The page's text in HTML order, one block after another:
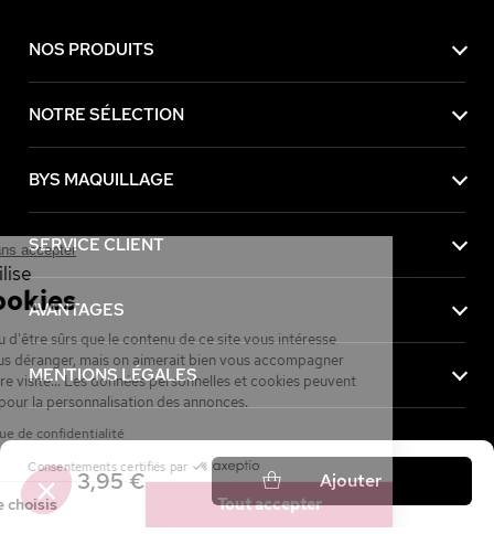
3,95 € Ajouter
NOS PRODUITS
NOTRE SÉLECTION
BYS MAQUILLAGE
SERVICE CLIENT
AVANTAGES
MENTIONS LÉGALES
Achetez maintenant, payez plus tard avec
Continuer sans accepter
Ce site utilise
des Cookies
On a attendu d'être sûrs que le contenu de ce site vous intéresse
avant de vous déranger, mais on aimerait bien vous accompagner
pendant votre visite... Les données personnelles et cookies peuvent
être utilisés pour la personnalisation des annonces.
Lire la politique de confidentialité
Consentements certifiés par
Tout accepter